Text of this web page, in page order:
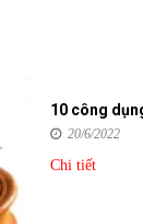
10 công
20/6/2022
Chi tiết